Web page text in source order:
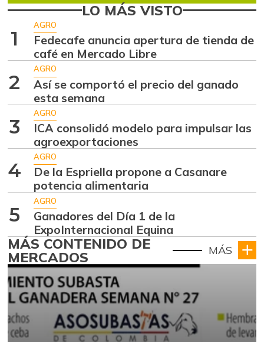
LO MÁS VISTO
1
AGRO
Fedecafe anuncia apertura de tienda de
café en Mercado Libre
2
AGRO
Así se comportó el precio del ganado
esta semana
3
AGRO
ICA consolidó modelo para impulsar las
agroexportaciones
4
AGRO
De la Espriella propone a Casanare
potencia alimentaria
5
AGRO
Ganadores del Día 1 de la
ExpoInternacional Equina
MÁS CONTENIDO DE
MERCADOS MÁS